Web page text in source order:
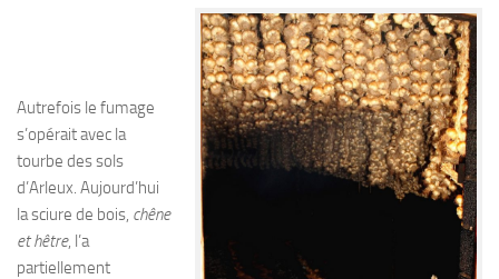
Autrefois le fumage
s’opérait avec la
tourbe des sols
d’Arleux. Aujourd’hui
la sciure de bois, chêne
et hêtre, l’a
partiellement